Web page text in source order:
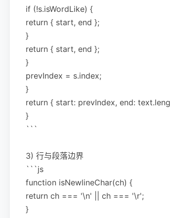
if (!s.isWordLike) {
return { start, end };
}
return { start, end };
}
prevIndex = s.index;
}
return { start: prevIndex, end:
}
```
3) 行与段落边界
```js
function isNewlineChar(ch) {
return ch === '\n' || ch === '\r';
}